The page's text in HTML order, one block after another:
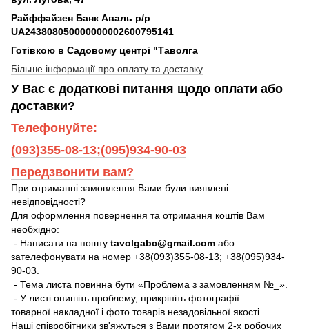
Райффайзен Банк Аваль р/р
UA243808050000000002600795141
Готівкою в Садовому центрі "Таволга
Більше інформації про оплату та доставку
У Вас є додаткові питання щодо оплати або
доставки?
Телефонуйте:
(093)355-08-13;(095)934-90-03
Передзвонити вам?
При отриманні замовлення Вами були виявлені
невідповідності?
Для оформлення повернення та отримання коштів Вам
необхідно:
- Написати на пошту tavolgabc@gmail.com або
зателефонувати на номер +38(093)355-08-13; +38(095)934-
90-03.
- Тема листа повинна бути «Проблема з замовленням №_».
- У листі опишіть проблему, прикріпіть фотографії
товарної накладної і фото товарів незадовільної якості.
Наші співробітники зв'яжуться з Вами протягом 2-х робочих